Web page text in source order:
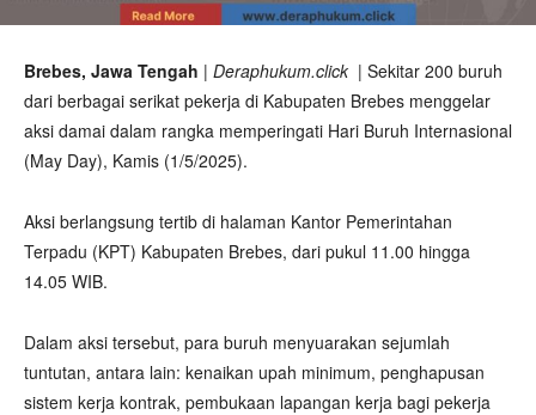
Brebes, Jawa Tengah | Deraphukum.click | Sekitar 200 buruh
dari berbagai serikat pekerja di Kabupaten Brebes menggelar
aksi damai dalam rangka memperingati Hari Buruh Internasional
(May Day), Kamis (1/5/2025).
Aksi berlangsung tertib di halaman Kantor Pemerintahan
Terpadu (KPT) Kabupaten Brebes, dari pukul 11.00 hingga
14.05 WIB.
Dalam aksi tersebut, para buruh menyuarakan sejumlah
tuntutan, antara lain: kenaikan upah minimum, penghapusan
sistem kerja kontrak, pembukaan lapangan kerja bagi pekerja